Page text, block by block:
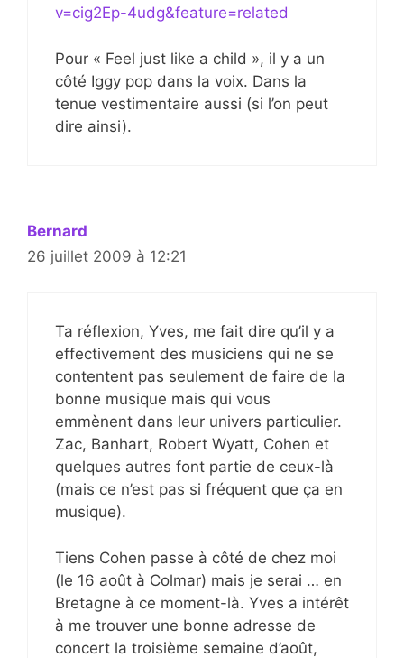
v=cig2Ep-4udg&feature=related
Pour « Feel just like a child », il y a un
côté Iggy pop dans la voix. Dans la
tenue vestimentaire aussi (si l’on peut
dire ainsi).
Bernard
26 juillet 2009 à 12:21
Ta réflexion, Yves, me fait dire qu’il y a
effectivement des musiciens qui ne se
contentent pas seulement de faire de la
bonne musique mais qui vous
emmènent dans leur univers particulier.
Zac, Banhart, Robert Wyatt, Cohen et
quelques autres font partie de ceux-là
(mais ce n’est pas si fréquent que ça en
musique).
Tiens Cohen passe à côté de chez moi
(le 16 août à Colmar) mais je serai … en
Bretagne à ce moment-là. Yves a intérêt
à me trouver une bonne adresse de
concert la troisième semaine d’août,